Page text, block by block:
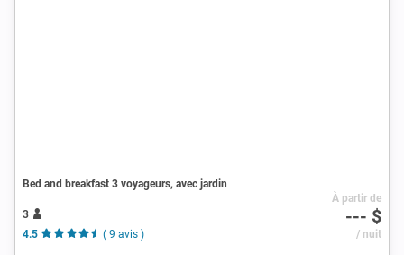
Bed and breakfast 3 voyageurs, avec jardin
3
4.5
( 9 avis )
À partir de
--- $
/ nuit